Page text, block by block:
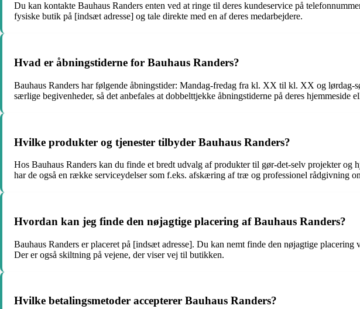
Du kan kontakte Bauhaus Randers enten ved at ringe til deres kundeservice på
fysiske butik på [indsæt adresse] og tale direkte med en af deres medarbejdere.
Hvad er åbningstiderne for Bauhaus Randers?
Bauhaus Randers har følgende åbningstider: Mandag-fredag fra kl. XX til kl. XX og
særlige begivenheder, så det anbefales at dobbelttjekke åbningstiderne på deres hjemmeside
Hvilke produkter og tjenester tilbyder Bauhaus Randers?
Hos Bauhaus Randers kan du finde et bredt udvalg af produkter til gør-det-selv projekter
har de også en række serviceydelser som f.eks. afskæring af træ og professionel rådgivning
Hvordan kan jeg finde den nøjagtige placering af Bauhaus Randers?
Bauhaus Randers er placeret på [indsæt adresse]. Du kan nemt finde den nøjagtige
Der er også skiltning på vejene, der viser vej til butikken.
Hvilke betalingsmetoder accepterer Bauhaus Randers?